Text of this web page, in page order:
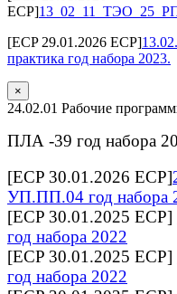
ECP]
[ECP 29.01.2026 ECP]
практика год набора 2023.
×
24.02.01 Рабочие
ПЛА -39 год набора
[ECP 30.01.2026 ECP]
УП.ПП.04 год набора
[ECP 30.01.2025 ECP]
год набора 2022
[ECP 30.01.2025 ECP]
год набора 2022